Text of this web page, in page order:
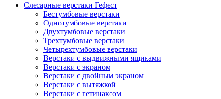
Слесарные верстаки Гефест
Бестумбовые верстаки
Однотумбовые верстаки
Двухтумбовые верстаки
Трехтумбовые верстаки
Четырехтумбовые верстаки
Верстаки с выдвижными ящиками
Верстаки с экраном
Верстаки с двойным экраном
Верстаки с вытяжкой
Верстаки с гетинаксом